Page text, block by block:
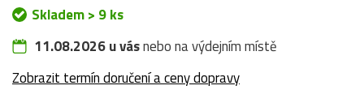
Skladem > 9 ks
11.08.2026 u vásnebo na výdejním místě
Zobrazit termín doručení a ceny dopravy